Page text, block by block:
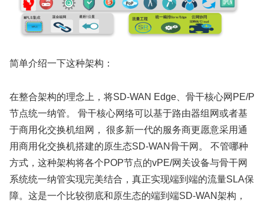
简单介绍一下这种架构：
在整合架构的理念上，将SD-WAN Edge、骨干核心网PE/P
节点统一纳管。 骨干核心网络可以基于路由器组网或者基
于商用化交换机组网， 很多新一代的服务商更愿意采用通
用商用化交换机搭建的原生态SD-WAN骨干网。 不管哪种
方式，这种架构将各个POP节点的vPE/网关设备与骨干网
系统统一纳管实现完美结合，真正实现端到端的流量SLA保
障。这是一个比较彻底和原生态的端到端SD-WAN架构，